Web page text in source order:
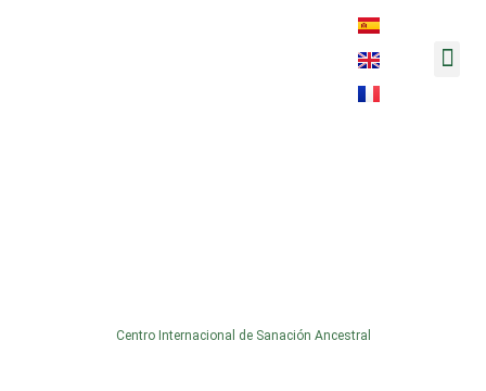
Centro Internacional de Sanación Ancestral